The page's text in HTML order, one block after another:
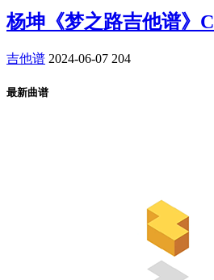
杨坤《梦之路吉他谱》
吉他谱 2024-06-07 204
最新曲谱